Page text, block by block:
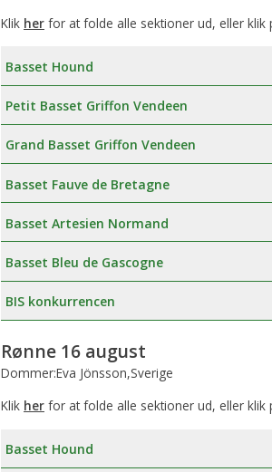
Klik her for at folde alle sektioner ud, eller
Basset Hound
Petit Basset Griffon Vendeen
Grand Basset Griffon Vendeen
Basset Fauve de Bretagne
Basset Artesien Normand
Basset Bleu de Gascogne
BIS konkurrencen
Rønne 16 august
Dommer:Eva Jönsson,Sverige
Klik her for at folde alle sektioner ud, eller
Basset Hound